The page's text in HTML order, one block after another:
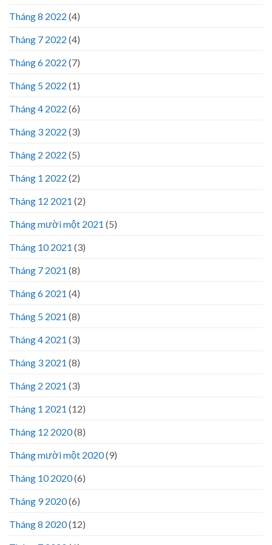
Tháng 8 2022 (4)
Tháng 7 2022 (4)
Tháng 6 2022 (7)
Tháng 5 2022 (1)
Tháng 4 2022 (6)
Tháng 3 2022 (3)
Tháng 2 2022 (5)
Tháng 1 2022 (2)
Tháng 12 2021 (2)
Tháng mười một 2021 (5)
Tháng 10 2021 (3)
Tháng 7 2021 (8)
Tháng 6 2021 (4)
Tháng 5 2021 (8)
Tháng 4 2021 (3)
Tháng 3 2021 (8)
Tháng 2 2021 (3)
Tháng 1 2021 (12)
Tháng 12 2020(8)
Tháng mười một 2020(9)
Tháng 10 2020(6)
Tháng 9 2020(6)
Tháng 8 2020(12)